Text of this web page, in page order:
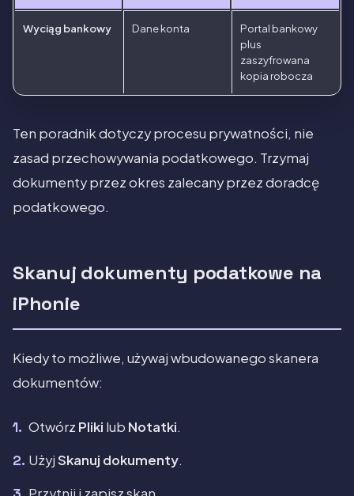
Wyciąg bankowy Dane konta
Portal bankowy
plus
zaszyfrowana
kopia robocza
Ten poradnik dotyczy procesu prywatności, nie
zasad przechowywania podatkowego. Trzymaj
dokumenty przez okres zalecany przez doradcę
podatkowego.
Skanuj dokumenty podatkowe na
iPhonie
Kiedy to możliwe, używaj wbudowanego skanera
dokumentów:
Otwórz Pliki lub Notatki.
UżyjSkanuj dokumenty.